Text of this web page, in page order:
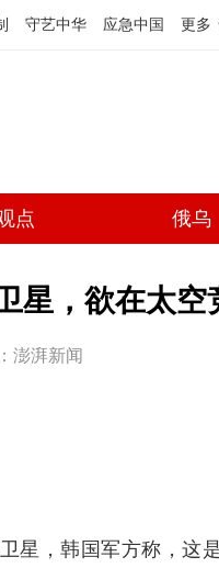
守艺中华 应急中国 更多
点 俄乌
星，欲在太空
澎湃新闻
星，韩国军方称，这